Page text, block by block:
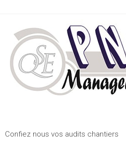
Confiez nous vos audits chantiers